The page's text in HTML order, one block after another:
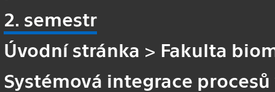
2. semestr
Úvodní stránka > Fakulta
Systémová integrace